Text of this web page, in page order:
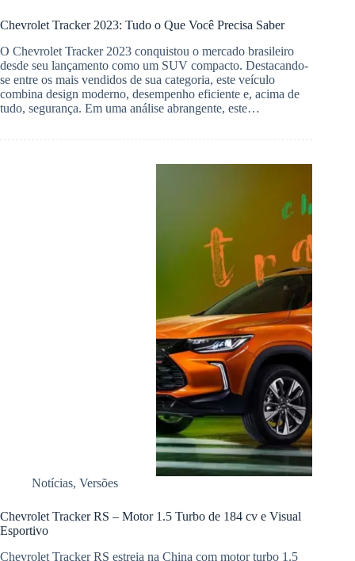
Chevrolet Tracker 2023: Tudo o Que Você Precisa Saber
O Chevrolet Tracker 2023 conquistou o mercado brasileiro
desde seu lançamento como um SUV compacto. Destacando-
se entre os mais vendidos de sua categoria, este veículo
combina design moderno, desempenho eficiente e, acima de
tudo, segurança. Em uma análise abrangente, este…
Notícias, Versões
Chevrolet Tracker RS – Motor 1.5 Turbo de 184 cv e Visual
Esportivo
Chevrolet Tracker RS estreia na China com motor turbo 1.5